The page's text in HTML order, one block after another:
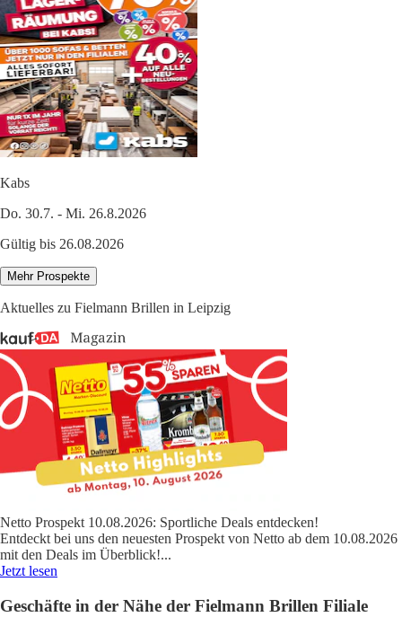
Kabs
Do. 30.7. - Mi. 26.8.2026
Gültig bis 26.08.2026
Mehr Prospekte
Aktuelles zu Fielmann Brillen in Leipzig
Netto Prospekt 10.08.2026: Sportliche Deals entdecken!
Entdeckt bei uns den neuesten Prospekt von Netto ab dem 10.08.2026
mit den Deals im Überblick!...
Jetzt lesen
Geschäfte in der Nähe der Fielmann Brillen Filiale